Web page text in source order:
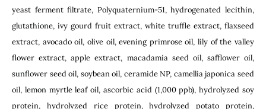
yeast ferment filtrate, Polyquaternium-51, hydrogenated lecithin,
glutathione, ivy gourd fruit extract, white truffle extract, flaxseed
extract, avocado oil, olive oil, evening primrose oil, lily of the valley
flower extract, apple extract, macadamia seed oil, safflower oil,
sunflower seed oil, soybean oil, ceramide NP, camellia japonica seed
oil, lemon myrtle leaf oil, ascorbic acid (1,000 ppb), hydrolyzed soy
protein, hydrolyzed rice protein, hydrolyzed potato protein,